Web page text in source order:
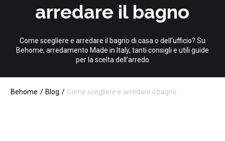
arredare il bagno
Come scegliere e arredare il bagno di casa o dell’ufficio? Su
Behome, arredamento Made in Italy, tanti consigli e utili guide
per la scelta dell’arredo
Behome Blog Come scegliere e arredare il bagno